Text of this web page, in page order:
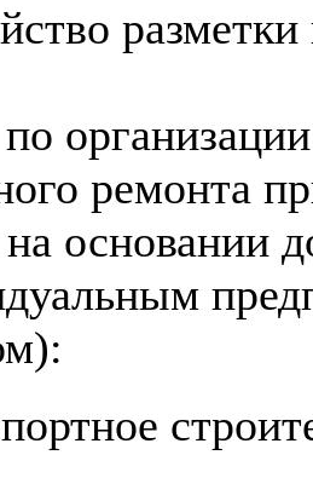
ремонта
на основании